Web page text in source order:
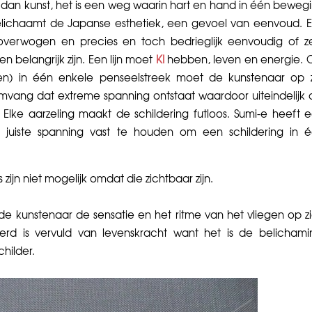
kunst, het is een weg waarin hart en hand in één
de Japanse esthetiek, een gevoel van eenvoud.
en precies en toch bedrieglijk eenvoudig of
belangrijk zijn. Een lijn moet KIhebben, leven en energie.
in één enkele penseelstreek moet de kunstenaar op
dat extreme spanning ontstaat waardoor uiteindelijk
aarzeling maakt de schildering futloos. Sumi-e heeft
spanning vast te houden om een schildering in
niet mogelijk omdat die zichtbaar zijn.
kunstenaar de sensatie en het ritme van het vliegen op
is vervuld van levenskracht want het is de